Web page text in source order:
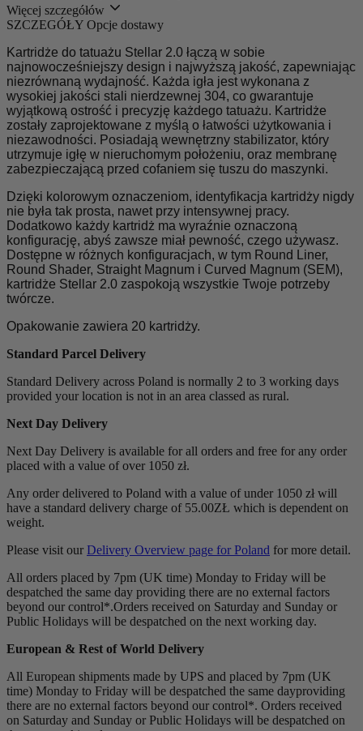
Więcej szczegółów
SZCZEGÓŁY Opcje dostawy
Kartridże do tatuażu Stellar 2.0 łączą w sobie
najnowocześniejszy design i najwyższą jakość, zapewniając
niezrównaną wydajność. Każda igła jest wykonana z
wysokiej jakości stali nierdzewnej 304, co gwarantuje
wyjątkową ostrość i precyzję każdego tatuażu. Kartridże
zostały zaprojektowane z myślą o łatwości użytkowania i
niezawodności. Posiadają wewnętrzny stabilizator, który
utrzymuje igłę w nieruchomym położeniu, oraz membranę
zabezpieczającą przed cofaniem się tuszu do maszynki.
Dzięki kolorowym oznaczeniom, identyfikacja kartridży nigdy
nie była tak prosta, nawet przy intensywnej pracy.
Dodatkowo każdy kartridż ma wyraźnie oznaczoną
konfigurację, abyś zawsze miał pewność, czego używasz.
Dostępne w różnych konfiguracjach, w tym Round Liner,
Round Shader, Straight Magnum i Curved Magnum (SEM),
kartridże Stellar 2.0 zaspokoją wszystkie Twoje potrzeby
twórcze.
Opakowanie zawiera 20 kartridży.
Standard Parcel Delivery
Standard Delivery across Poland is normally 2 to 3 working days
provided your location is not in an area classed as rural.
Next Day Delivery
Next Day Delivery is available for all orders and free for any order
placed with a value of over 1050 zł.
Any order delivered to Poland with a value of under 1050 zł will
have a standard delivery charge of 55.00ZŁ which is dependent on
weight.
Please visit our Delivery Overview page for Poland for more detail.
All orders placed by 7pm (UK time) Monday to Friday will be
despatched the same day providing there are no external factors
beyond our control*.Orders received on Saturday and Sunday or
Public Holidays will be despatched on the next working day.
European & Rest of World Delivery
All European shipments made by UPS and placed by 7pm (UK
time) Monday to Friday will be despatched the same dayproviding
there are no external factors beyond our control*. Orders received
on Saturday and Sunday or Public Holidays will be despatched on